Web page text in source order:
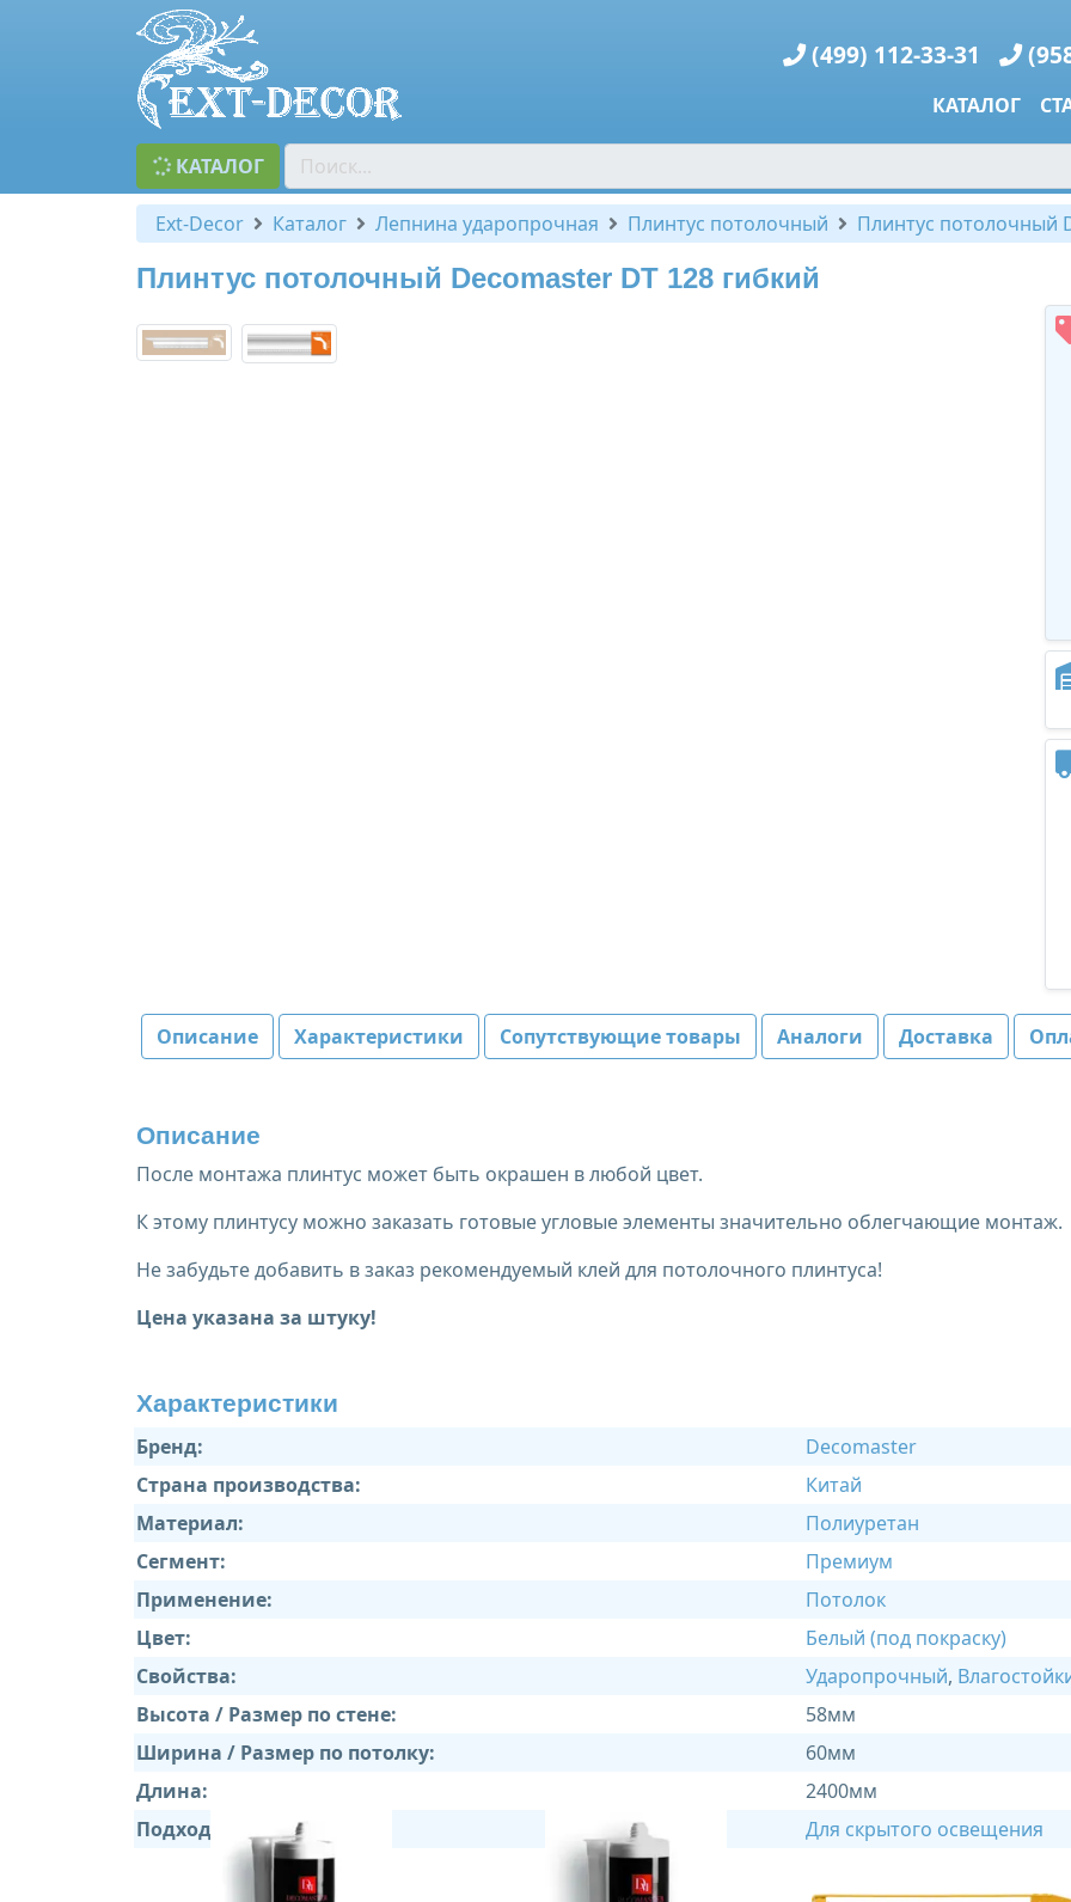
(499) 112-33-31
КАТАЛОГ
КАТАЛОГ
Ext-Decor Каталог Лепнина ударопрочная Плинтус потолочный Плинтус потолочный
Плинтус потолочный Decomaster DT 128 гибкий
Описание Характеристики Сопутствующие товары Аналоги Доставка
Описание
После монтажа плинтус может быть окрашен в любой цвет.
К этому плинтусу можно заказать готовые угловые элементы значительно облегчающие монтаж.
Не забудьте добавить в заказ рекомендуемый клей для потолочного плинтуса!
Цена указана за штуку!
Характеристики
Бренд:
Decomaster
Страна производства:
Китай
Материал:
Полиуретан
Сегмент:
Премиум
Применение:
Потолок
Цвет:
Белый (под покраску)
Свойства:
Ударопрочный,
Высота / Размер по стене:
58мм
Ширина / Размер по потолку:
60мм
Длина:
2400мм
Подходит:
Для скрытого освещения